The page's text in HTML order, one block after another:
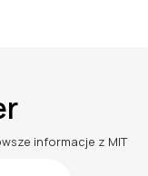
informacje z MIT